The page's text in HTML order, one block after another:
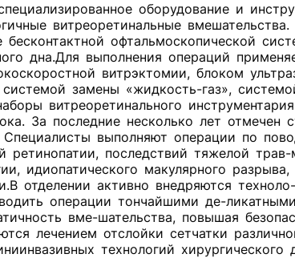
оборудование и
витреоретинальные
бесконтактной офтальмоскопической
дна.Для выполнения операций
витрэктомии, блоком
системой замены «жидкость-газ»,
витреоретинального
За последние несколько лет отмечен
Специалисты выполняют операции по
ретинопатии, последствий тяжелой
идиопатического макулярного
отделении активно внедряются
операции тончайшими де-
вме-шательства, повышая
лечением отслойки сетчатки
технологий